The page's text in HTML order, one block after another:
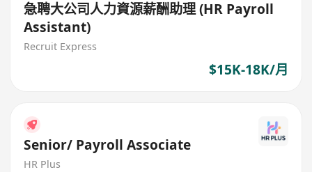
急聘大公司人力資源薪酬助理 (HR Payroll
Assistant)
Recruit Express
$15K-18K/月
Senior/ Payroll Associate
HR Plus